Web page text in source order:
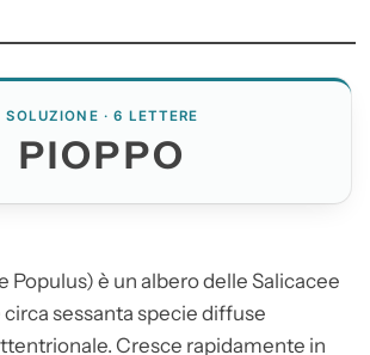
SOLUZIONE · 6 LETTERE
PIOPPO
Populus) è un albero delle Salicacee
sessanta specie diffuse
Cresce rapidamente in